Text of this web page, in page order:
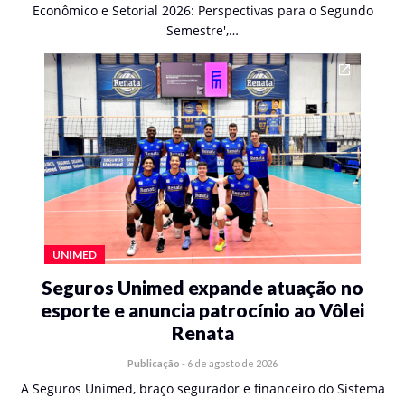
Econômico e Setorial 2026: Perspectivas para o Segundo
Semestre',…
UNIMED
Seguros Unimed expande atuação no
esporte e anuncia patrocínio ao Vôlei
Renata
Publicação - 6 de agosto de 2026
A Seguros Unimed, braço segurador e financeiro do Sistema